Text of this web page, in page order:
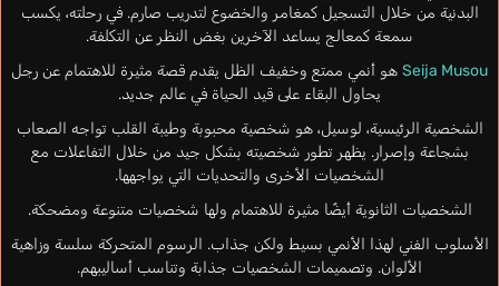
البدنية من خلال التسجيل كمغامر والخضوع لتدريب صارم. في رحلته، يكسب
سمعة كمعالج يساعد الآخرين بغض النظر عن التكلفة.
Seija Musou هو أنمي ممتع وخفيف الظل يقدم قصة مثيرة للاهتمام عن رجل
يحاول البقاء على قيد الحياة في عالم جديد.
الشخصية الرئيسية، لوسيل، هو شخصية محبوبة وطيبة القلب تواجه الصعاب
بشجاعة وإصرار. يظهر تطور شخصيته بشكل جيد من خلال التفاعلات مع
الشخصيات الأخرى والتحديات التي يواجهها.
الشخصيات الثانوية أيضًا مثيرة للاهتمام ولها شخصيات متنوعة ومضحكة.
الأسلوب الفني لهذا الأنمي بسيط ولكن جذاب. الرسوم المتحركة سلسة وزاهية
الألوان. وتصميمات الشخصيات جذابة وتناسب أساليبهم.